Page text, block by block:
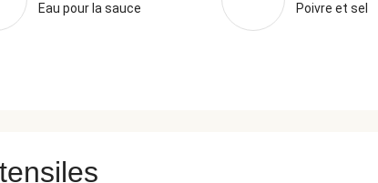
Eau pour la sauce
Poivre et sel